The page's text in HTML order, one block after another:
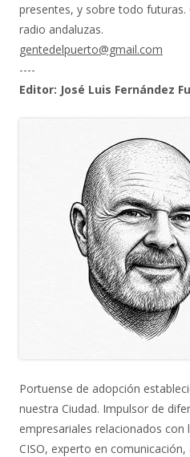
presentes, y sobre todo
radio andaluzas.
gentedelpuerto@gmail.com
----
Editor: José Luis Fernández
Portuense de adopción
nuestra Ciudad. Impulsor de
empresariales relacionados con
CISO, experto en